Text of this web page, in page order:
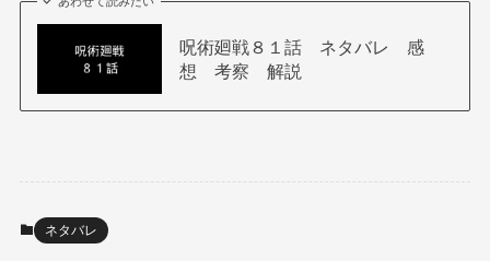
呪術廻戦８１話 ネタバレ 感
想 考察 解説
ネタバレ